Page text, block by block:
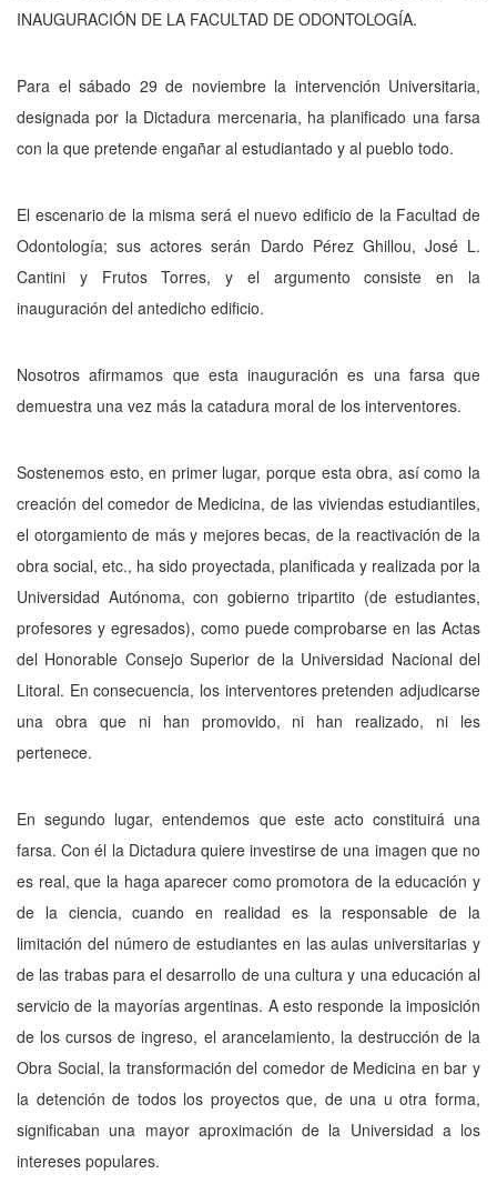
INAUGURACIÓN DE LA FACULTAD DE ODONTOLOGÍA.
Para el sábado 29 de noviembre la intervención Universitaria,
designada por la Dictadura mercenaria, ha planificado una farsa
con la que pretende engañar al estudiantado y al pueblo todo.
El escenario de la misma será el nuevo edificio de la Facultad de
Odontología; sus actores serán Dardo Pérez Ghillou, José L.
Cantini y Frutos Torres, y el argumento consiste en la
inauguración del antedicho edificio.
Nosotros afirmamos que esta inauguración es una farsa que
demuestra una vez más la catadura moral de los interventores.
Sostenemos esto, en primer lugar, porque esta obra, así como la
creación del comedor de Medicina, de las viviendas estudiantiles,
el otorgamiento de más y mejores becas, de la reactivación de la
obra social, etc., ha sido proyectada, planificada y realizada por la
Universidad Autónoma, con gobierno tripartito (de estudiantes,
profesores y egresados), como puede comprobarse en las Actas
del Honorable Consejo Superior de la Universidad Nacional del
Litoral. En consecuencia, los interventores pretenden adjudicarse
una obra que ni han promovido, ni han realizado, ni les
pertenece.
En segundo lugar, entendemos que este acto constituirá una
farsa. Con él la Dictadura quiere investirse de una imagen que no
es real, que la haga aparecer como promotora de la educación y
de la ciencia, cuando en realidad es la responsable de la
limitación del número de estudiantes en las aulas universitarias y
de las trabas para el desarrollo de una cultura y una educación al
servicio de la mayorías argentinas. A esto responde la imposición
de los cursos de ingreso, el arancelamiento, la destrucción de la
Obra Social, la transformación del comedor de Medicina en bar y
la detención de todos los proyectos que, de una u otra forma,
significaban una mayor aproximación de la Universidad a los
intereses populares.